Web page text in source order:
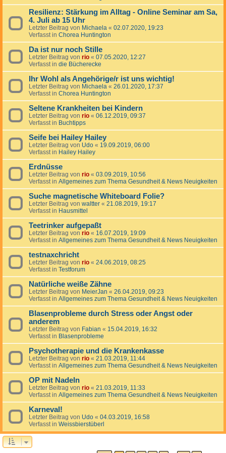
Resilienz: Stärkung im Alltag - Online Seminar am Sa,
4. Juli ab 15 Uhr
Letzter Beitrag von Michaela « 02.07.2020, 19:23
Verfasst in Chorea Huntington
Da ist nur noch Stille
Letzter Beitrag von rio « 07.05.2020, 12:27
Verfasst in die Bücherecke
Ihr Wohl als Angehörige/r ist uns wichtig!
Letzter Beitrag von Michaela « 26.01.2020, 17:37
Verfasst in Chorea Huntington
Seltene Krankheiten bei Kindern
Letzter Beitrag von rio « 06.12.2019, 09:37
Verfasst in Buchtipps
Seife bei Hailey Hailey
Letzter Beitrag von Udo « 19.09.2019, 06:00
Verfasst in Hailey Hailey
Erdnüsse
Letzter Beitrag von rio « 03.09.2019, 10:56
Verfasst in Allgemeines zum Thema Gesundheit & News Neuigkeiten
Suche magnetische Whiteboard Folie?
Letzter Beitrag von waltter « 21.08.2019, 19:17
Verfasst in Hausmittel
Teetrinker aufgepaßt
Letzter Beitrag von rio « 16.07.2019, 19:09
Verfasst in Allgemeines zum Thema Gesundheit & News Neuigkeiten
testnaxchricht
Letzter Beitrag von rio « 24.06.2019, 08:25
Verfasst in Testforum
Natürliche weiße Zähne
Letzter Beitrag von MeierJan « 26.04.2019, 09:23
Verfasst in Allgemeines zum Thema Gesundheit & News Neuigkeiten
Blasenprobleme durch Stress oder Angst oder
anderem
Letzter Beitrag von Fabian « 15.04.2019, 16:32
Verfasst in Blasenprobleme
Psychotherapie und die Krankenkasse
Letzter Beitrag von rio « 21.03.2019, 11:44
Verfasst in Allgemeines zum Thema Gesundheit & News Neuigkeiten
OP mit Nadeln
Letzter Beitrag von rio « 21.03.2019, 11:33
Verfasst in Allgemeines zum Thema Gesundheit & News Neuigkeiten
Karneval!
Letzter Beitrag von Udo « 04.03.2019, 16:58
Verfasst in Weissbierstüberl